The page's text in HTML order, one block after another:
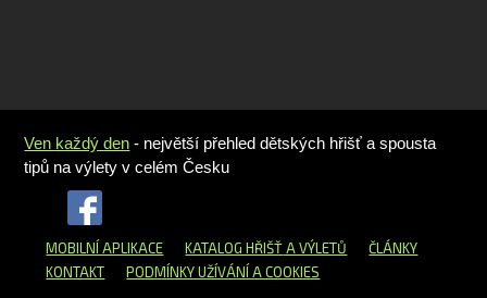
Ven každý den - největší přehled dětských hřišť a spousta
tipů na výlety v celém Česku
MOBILNÍ APLIKACE KATALOG HŘIŠŤA VÝLETŮ
ČLÁNKY
KONTAKT
PODMÍNKY UŽÍVÁNÍ A COOKIES